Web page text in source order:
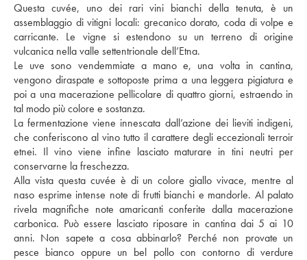
Questa cuvée, uno dei rari vini bianchi della tenuta, è un
assemblaggio di vitigni locali: grecanico dorato, coda di volpe e
carricante. Le vigne si estendono su un terreno di origine
vulcanica nella valle settentrionale dell’Etna.
Le uve sono vendemmiate a mano e, una volta in cantina,
vengono diraspate e sottoposte prima a una leggera pigiatura e
poi a una macerazione pellicolare di quattro giorni, estraendo in
tal modo più colore e sostanza.
La fermentazione viene innescata dall’azione dei lieviti indigeni,
che conferiscono al vino tutto il carattere degli eccezionali terroir
etnei. Il vino viene infine lasciato maturare in tini neutri per
conservarne la freschezza.
Alla vista questa cuvée è di un colore giallo vivace, mentre al
naso esprime intense note di frutti bianchi e mandorle. Al palato
rivela magnifiche note amaricanti conferite dalla macerazione
carbonica. Può essere lasciato riposare in cantina dai 5 ai 10
anni. Non sapete a cosa abbinarlo? Perché non provate un
pesce bianco oppure un bel pollo con contorno di verdure